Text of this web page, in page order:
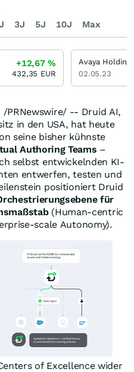
/PRNewswire/ -- Druid AI,
in den USA, hat heute
seine bisher kühnste
Authoring Teams –
selbst entwickelnden KI-
entwerfen, testen und
positioniert Druid
für
(Human-centric
scale Autonomy).
of Excellence wider
3J 5J 10J Max
+12,67%
432,35 EUR
Avaya
02.05.23